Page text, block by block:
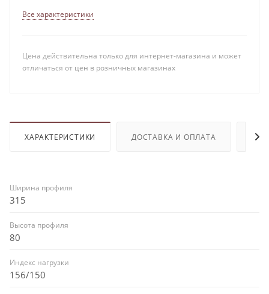
Все характеристики
Цена действительна только для интернет-магазина и может
отличаться от цен в розничных магазинах
ХАРАКТЕРИСТИКИ ДОСТАВКА И ОПЛАТА
Ширина профиля
315
Высота профиля
80
Индекс нагрузки
156/150